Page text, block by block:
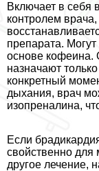
Включает в себя
контролем
препарата.
основе кофеина.
назначают
конкретный
дыхания, врач
изопреналина,
Если
свойственно для
другое лечение,